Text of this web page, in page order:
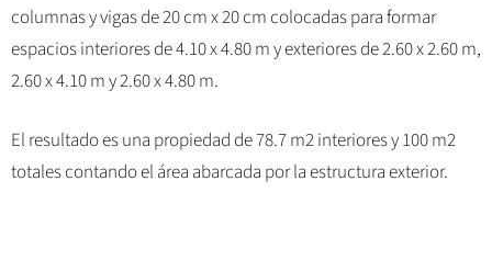
columnas y vigas de 20 cm x 20 cm colocadas para formar
espacios interiores de 4.10 x 4.80 m y exteriores de 2.60 x 2.60 m,
2.60 x 4.10 m y 2.60 x 4.80 m.
El resultado es una propiedad de 78.7 m2 interiores y 100 m2
totales contando el área abarcada por la estructura exterior.